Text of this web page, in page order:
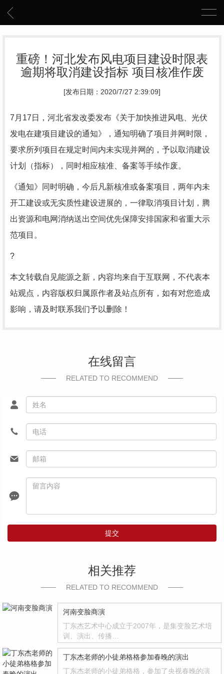
重磅！河北发布风电项目建设时限表
逾期将取消建设指标 项目核准作废
[发布日期：2020/7/27 2:39:09]
7月17日，河北省发改委发布《关于加快推进风电、光伏
发电在建项目建设的通知》，通知明确了项目并网时限，
要求所列项目在规定时间内未实现并网的，予以取消建设
计划（指标），同时相应核准、备案等手续作废。
《通知》同时明确，今后凡新核准或备案项目，两年内未
开工建设或无实质性建设进展的，一律取消项目计划，腾
出资源和电网消纳送出空间优先保障安排国家和省重大示
范项目。
?
本文转载自见能源之新，内容均来自于互联网，不代表本
站观点，内容版权归属原作者及站点所有，如有对您造成
影响，请及时联系我们予以删除！
在线留言
RELATED TO RECOMMEND
提交
相关推荐
RELATED TO RECOMMEND
河南变脸商演
丁东杰艺术中心成立于2007年，是集变脸艺术培
训、演出、传播…
丁东杰老师的小徒弟格格参加春晚的演出
丁东杰老师的小徒弟格格，参加了央视春晚的演